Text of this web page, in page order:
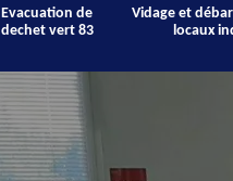
Evacuation de
dechet vert 83
Vidage et
locaux